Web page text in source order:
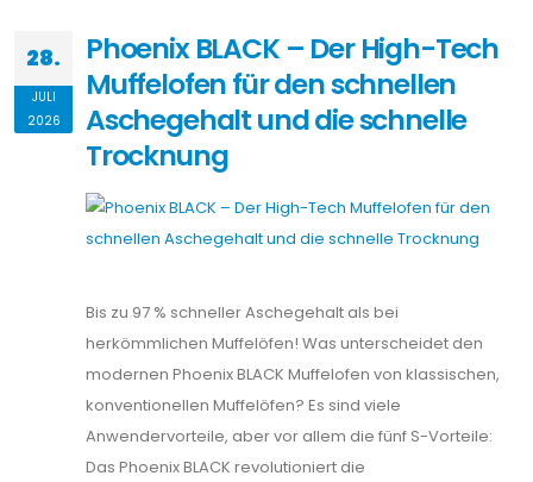
28.
JULI
2026
Phoenix BLACK – Der High-Tech
Muffelofen für den schnellen
Aschegehalt und die schnelle
Trocknung
Bis zu 97 % schneller Aschegehalt als bei
herkömmlichen Muffelöfen! Was unterscheidet den
modernen Phoenix BLACK Muffelofen von klassischen,
konventionellen Muffelöfen? Es sind viele
Anwendervorteile, aber vor allem die fünf S-Vorteile:
Das Phoenix BLACK revolutioniert die